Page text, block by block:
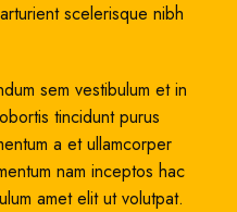
scelerisque nibh
sem vestibulum et in
tincidunt purus
a et ullamcorper
nam inceptos hac
amet elit ut volutpat.